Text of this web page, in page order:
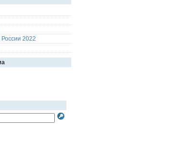
2022